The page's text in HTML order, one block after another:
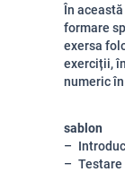
În
formare
exersa
exerciții,
numeric
sablon
Testare